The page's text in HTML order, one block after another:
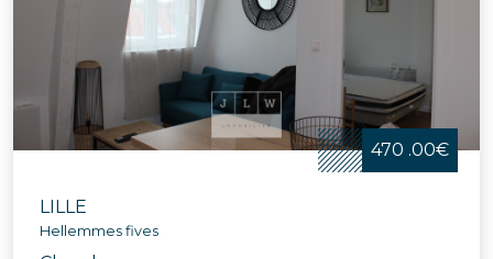
470 .00€
LILLE
Hellemmes fives